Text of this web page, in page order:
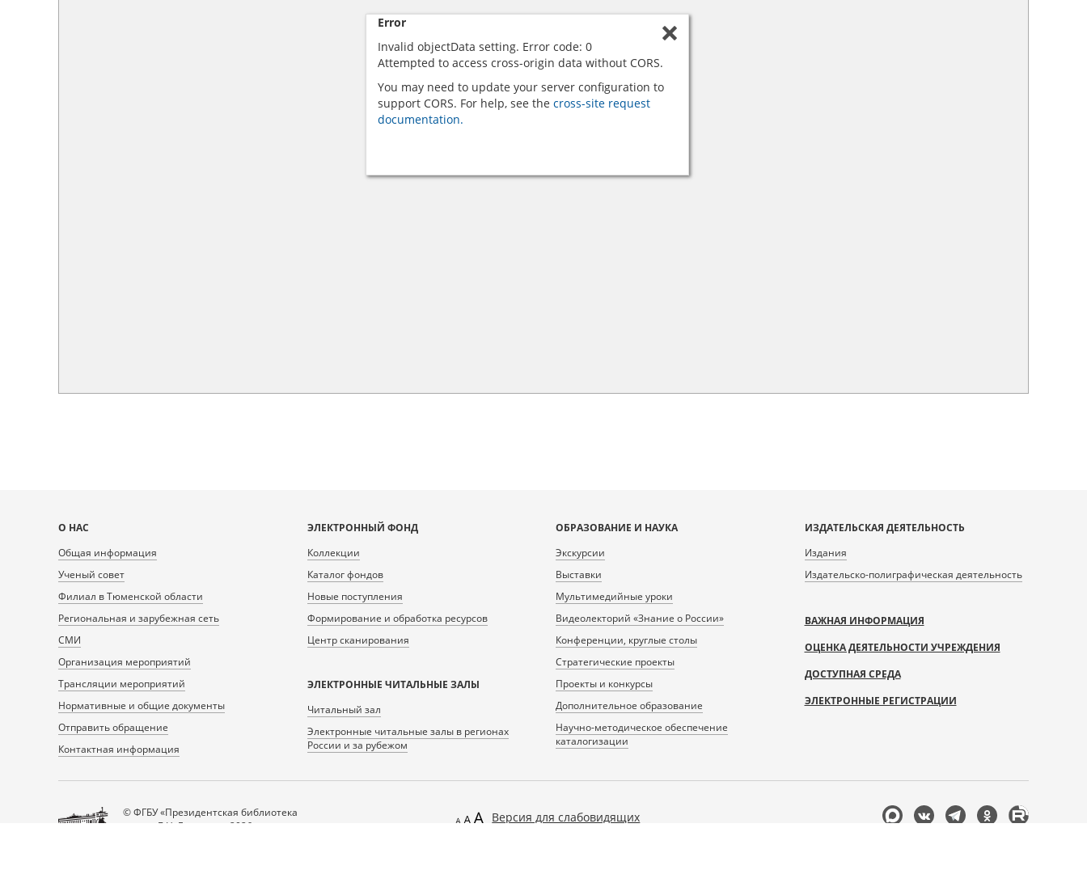
Error
Invalid objectData setting. Error code: 0
Attempted to access cross-origin data without CORS.
You may need to update your server configuration to
support CORS. For help, see the cross-site request
documentation.
Карта
сайта
О НАС
Общая информация
Ученый совет
Филиал в Тюменской области
Региональная и зарубежная сеть
СМИ
Организация мероприятий
Трансляции мероприятий
Нормативные и общие документы
Отправить обращение
Контактная информация
ЭЛЕКТРОННЫЙ ФОНД
Коллекции
Каталог фондов
Новые поступления
Формирование и обработка ресурсов
Центр сканирования
ЭЛЕКТРОННЫЕ ЧИТАЛЬНЫЕ ЗАЛЫ
Читальный зал
Электронные читальные залы в регионах
России и за рубежом
ОБРАЗОВАНИЕ И НАУКА
Экскурсии
Выставки
Мультимедийные уроки
Видеолекторий «Знание о России»
Конференции, круглые столы
Стратегические проекты
Проекты и конкурсы
Дополнительное образование
Научно-методическое обеспечение
каталогизации
ИЗДАТЕЛЬСКАЯ ДЕЯТЕЛЬНОСТЬ
Издания
Издательско-полиграфическая деятельность
ВАЖНАЯ ИНФОРМАЦИЯ
ОЦЕНКА ДЕЯТЕЛЬНОСТИ УЧРЕЖДЕНИЯ
ДОСТУПНАЯ СРЕДА
ЭЛЕКТРОННЫЕ РЕГИСТРАЦИИ
© ФГБУ «Президентская библиотека
имени Б.Н. Ельцина», 2026
Версия для слабовидящих